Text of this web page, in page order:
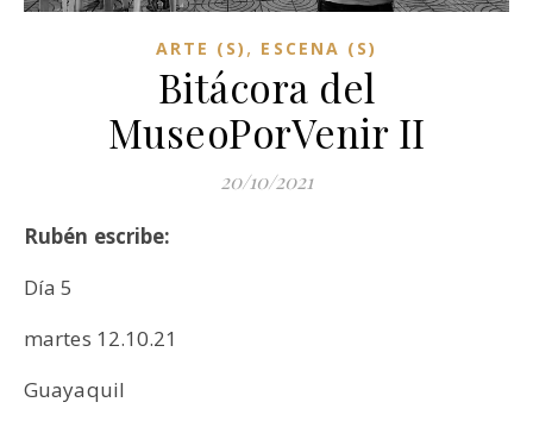
ARTE (S) , ESCENA (S)
Bitácora del
MuseoPorVenir II
20/10/2021
Rubén escribe:
Día 5
martes 12.10.21
Guayaquil